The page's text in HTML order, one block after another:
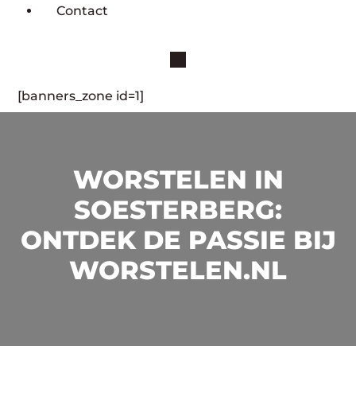
Contact
[banners_zone id=1]
WORSTELEN IN
SOESTERBERG:
ONTDEK DE PASSIE BIJ
WORSTELEN.NL